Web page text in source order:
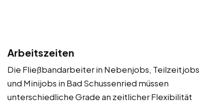
Arbeitszeiten
Die Fließbandarbeiter in Nebenjobs, Teilzeitjobs
und Minijobs in Bad Schussenried müssen
unterschiedliche Grade an zeitlicher Flexibilität